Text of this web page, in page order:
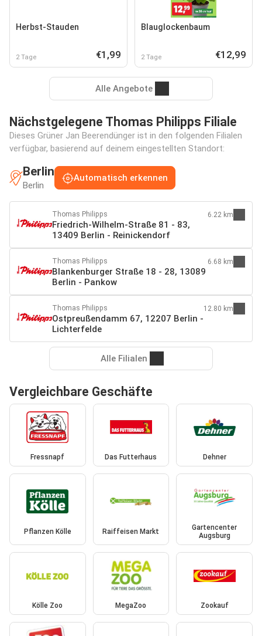
Herbst-Stauden
2 Tage €1,99
Blauglockenbaum
2 Tage €12,99
Alle Angebote
Nächstgelegene Thomas Philipps Filiale
Dieses Grüner Jan Beerendünger ist in den folgenden Filialen
verfügbar, basierend auf deinem eingestellten Standort:
Berlin
Berlin
Automatisch erkennen
Thomas Philipps
Friedrich-Wilhelm-Straße 81 - 83,
13409 Berlin - Reinickendorf
6.22 km
Thomas Philipps
Blankenburger Straße 18 - 28, 13089
Berlin - Pankow
6.68 km
Thomas Philipps
Ostpreußendamm 67, 12207 Berlin -
Lichterfelde
12.80 km
Alle Filialen
Vergleichbare Geschäfte
Fressnapf Das Futterhaus Dehner
Pflanzen Kölle Raiffeisen Markt
Gartencenter
Augsburg
Kölle Zoo MegaZoo Zookauf